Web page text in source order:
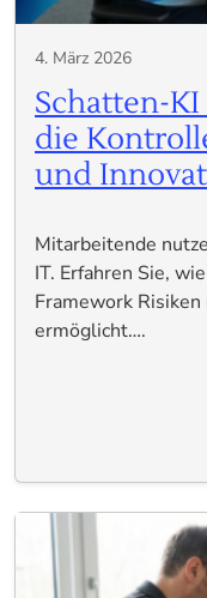
4. März 2026
Schatten-
die
und
Mitarbeitende
IT. Erfahren Sie,
Framework
ermöglicht….